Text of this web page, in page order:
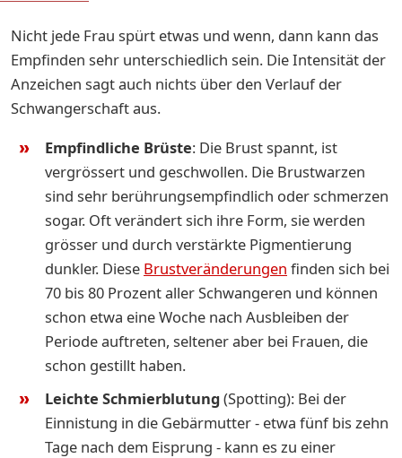
Nicht jede Frau spürt etwas und wenn, dann kann das
Empfinden sehr unterschiedlich sein. Die Intensität der
Anzeichen sagt auch nichts über den Verlauf der
Schwangerschaft aus.
Empfindliche Brüste: Die Brust spannt, ist
vergrössert und geschwollen. Die Brustwarzen
sind sehr berührungsempfindlich oder schmerzen
sogar. Oft verändert sich ihre Form, sie werden
grösser und durch verstärkte Pigmentierung
dunkler. Diese Brustveränderungen finden sich bei
70 bis 80 Prozent aller Schwangeren und können
schon etwa eine Woche nach Ausbleiben der
Periode auftreten, seltener aber bei Frauen, die
schon gestillt haben.
Leichte Schmierblutung(Spotting): Bei der
Einnistung in die Gebärmutter - etwa fünf bis zehn
Tage nach dem Eisprung - kann es zu einer